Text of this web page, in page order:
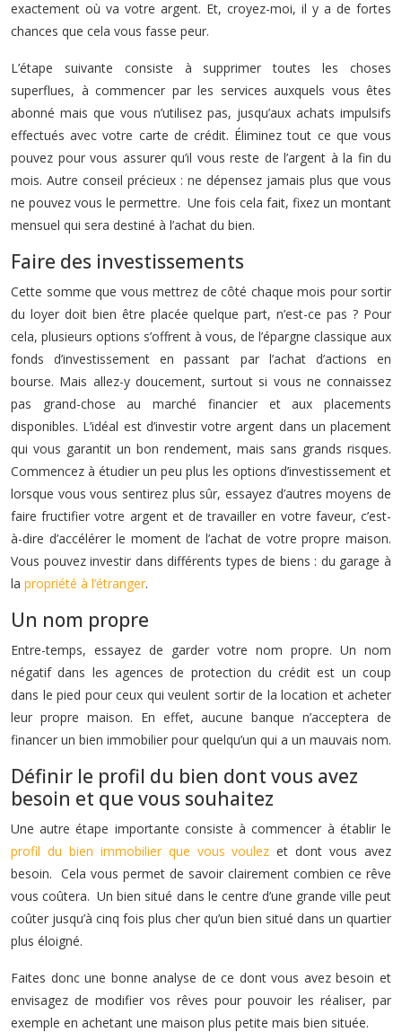
exactement où va votre argent. Et, croyez-moi, il y a de fortes
chances que cela vous fasse peur.
L’étape suivante consiste à supprimer toutes les choses
superflues, à commencer par les services auxquels vous êtes
abonné mais que vous n’utilisez pas, jusqu’aux achats impulsifs
effectués avec votre carte de crédit. Éliminez tout ce que vous
pouvez pour vous assurer qu’il vous reste de l’argent à la fin du
mois. Autre conseil précieux : ne dépensez jamais plus que vous
ne pouvez vous le permettre. Une fois cela fait, fixez un montant
mensuel qui sera destiné à l’achat du bien.
Faire des investissements
Cette somme que vous mettrez de côté chaque mois pour sortir
du loyer doit bien être placée quelque part, n’est-ce pas ? Pour
cela, plusieurs options s’offrent à vous, de l’épargne classique aux
fonds d’investissement en passant par l’achat d’actions en
bourse. Mais allez-y doucement, surtout si vous ne connaissez
pas grand-chose au marché financier et aux placements
disponibles. L’idéal est d’investir votre argent dans un placement
qui vous garantit un bon rendement, mais sans grands risques.
Commencez à étudier un peu plus les options d’investissement et
lorsque vous vous sentirez plus sûr, essayez d’autres moyens de
faire fructifier votre argent et de travailler en votre faveur, c’est-
à-dire d’accélérer le moment de l’achat de votre propre maison.
Vous pouvez investir dans différents types de biens : du garage à
la propriété à l’étranger.
Un nom propre
Entre-temps, essayez de garder votre nom propre. Un nom
négatif dans les agences de protection du crédit est un coup
dans le pied pour ceux qui veulent sortir de la location et acheter
leur propre maison. En effet, aucune banque n’acceptera de
financer un bien immobilier pour quelqu’un qui a un mauvais nom.
Définir le profil du bien dont vous avez
besoin et que vous souhaitez
Une autre étape importante consiste à commencer à établir le
profil du bien immobilier que vous voulez et dont vous avez
besoin. Cela vous permet de savoir clairement combien ce rêve
vous coûtera. Un bien situé dans le centre d’une grande ville peut
coûter jusqu’à cinq fois plus cher qu’un bien situé dans un quartier
plus éloigné.
Faites donc une bonne analyse de ce dont vous avez besoin et
envisagez de modifier vos rêves pour pouvoir les réaliser, par
exemple en achetant une maison plus petite mais bien située.